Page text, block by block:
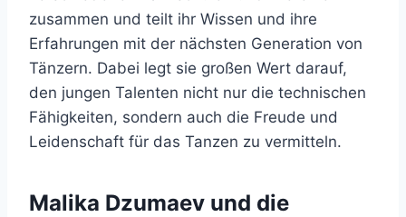
zusammen und teilt ihr Wissen und ihre
Erfahrungen mit der nächsten Generation von
Tänzern. Dabei legt sie großen Wert darauf,
den jungen Talenten nicht nur die technischen
Fähigkeiten, sondern auch die Freude und
Leidenschaft für das Tanzen zu vermitteln.
Malika Dzumaev und die